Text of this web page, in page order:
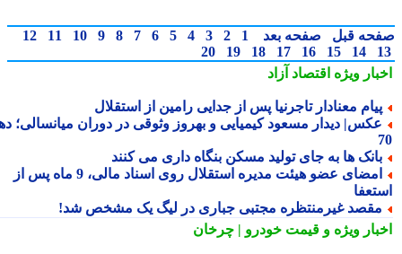
قبل صفحه بعد 1
2
3
4
5
6
7
8
9
10
11
12
14
15
16
17
18
19
20
ویژهاقتصاد آزاد
معنادار تاجرنیا پس از جدایی رامین از استقلال
دیدار مسعود کیمیایی و بهروز وثوقی در دوران میانسالی؛ دهه
ها به جای تولید مسکن بنگاه داری می کنند
امضای عضو هیئت مدیره استقلال روی اسناد مالی، 9 ماه پس از
غیرمنتظره مجتبی جباری در لیگ یک مشخص شد!
ویژهو قیمت خودرو | چرخان